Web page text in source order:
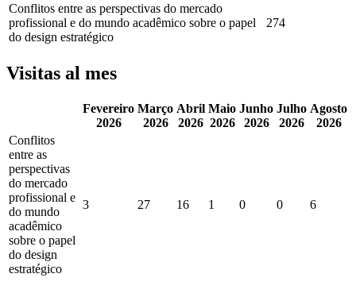
Conflitos entre as perspectivas do mercado
profissional e do mundo acadêmico sobre o papel
do design estratégico
274
Visitas al mes
Fevereiro
2026
Março
2026
Abril
2026
Maio
2026
Junho
2026
Julho
2026
Agosto
2026
Conflitos
entre as
perspectivas
do mercado
profissional e
do mundo
acadêmico
sobre o papel
do design
estratégico
3 27 16 1 0 0 6